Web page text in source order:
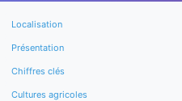
Localisation
Présentation
Chiffres clés
Cultures agricoles